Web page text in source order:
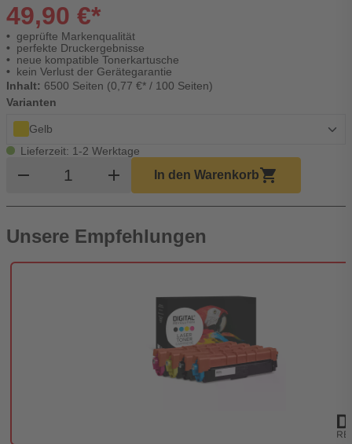
49,90 €*
geprüfte Markenqualität
perfekte Druckergebnisse
neue kompatible Tonerkartusche
kein Verlust der Gerätegarantie
Inhalt: 6500 Seiten (0,77 €* / 100 Seiten)
Varianten
Gelb
Lieferzeit: 1-2 Werktage
remove Produkt Warenkorb Menge
add In den Warenkorbshopping_cart
Unsere Empfehlungen